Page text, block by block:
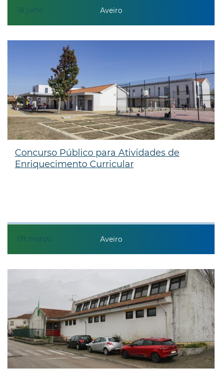
18 julho Aveiro
09 março
Concurso Público para Atividades de
Enriquecimento Curricular
Aveiro